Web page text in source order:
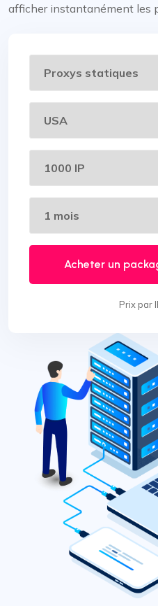
afficher instantanément les
Acheter un
Prix par